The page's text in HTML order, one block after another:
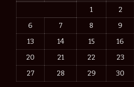
1
2
6
7 8 9
13
14 15 16
20
21 22 23
27
28 29 30